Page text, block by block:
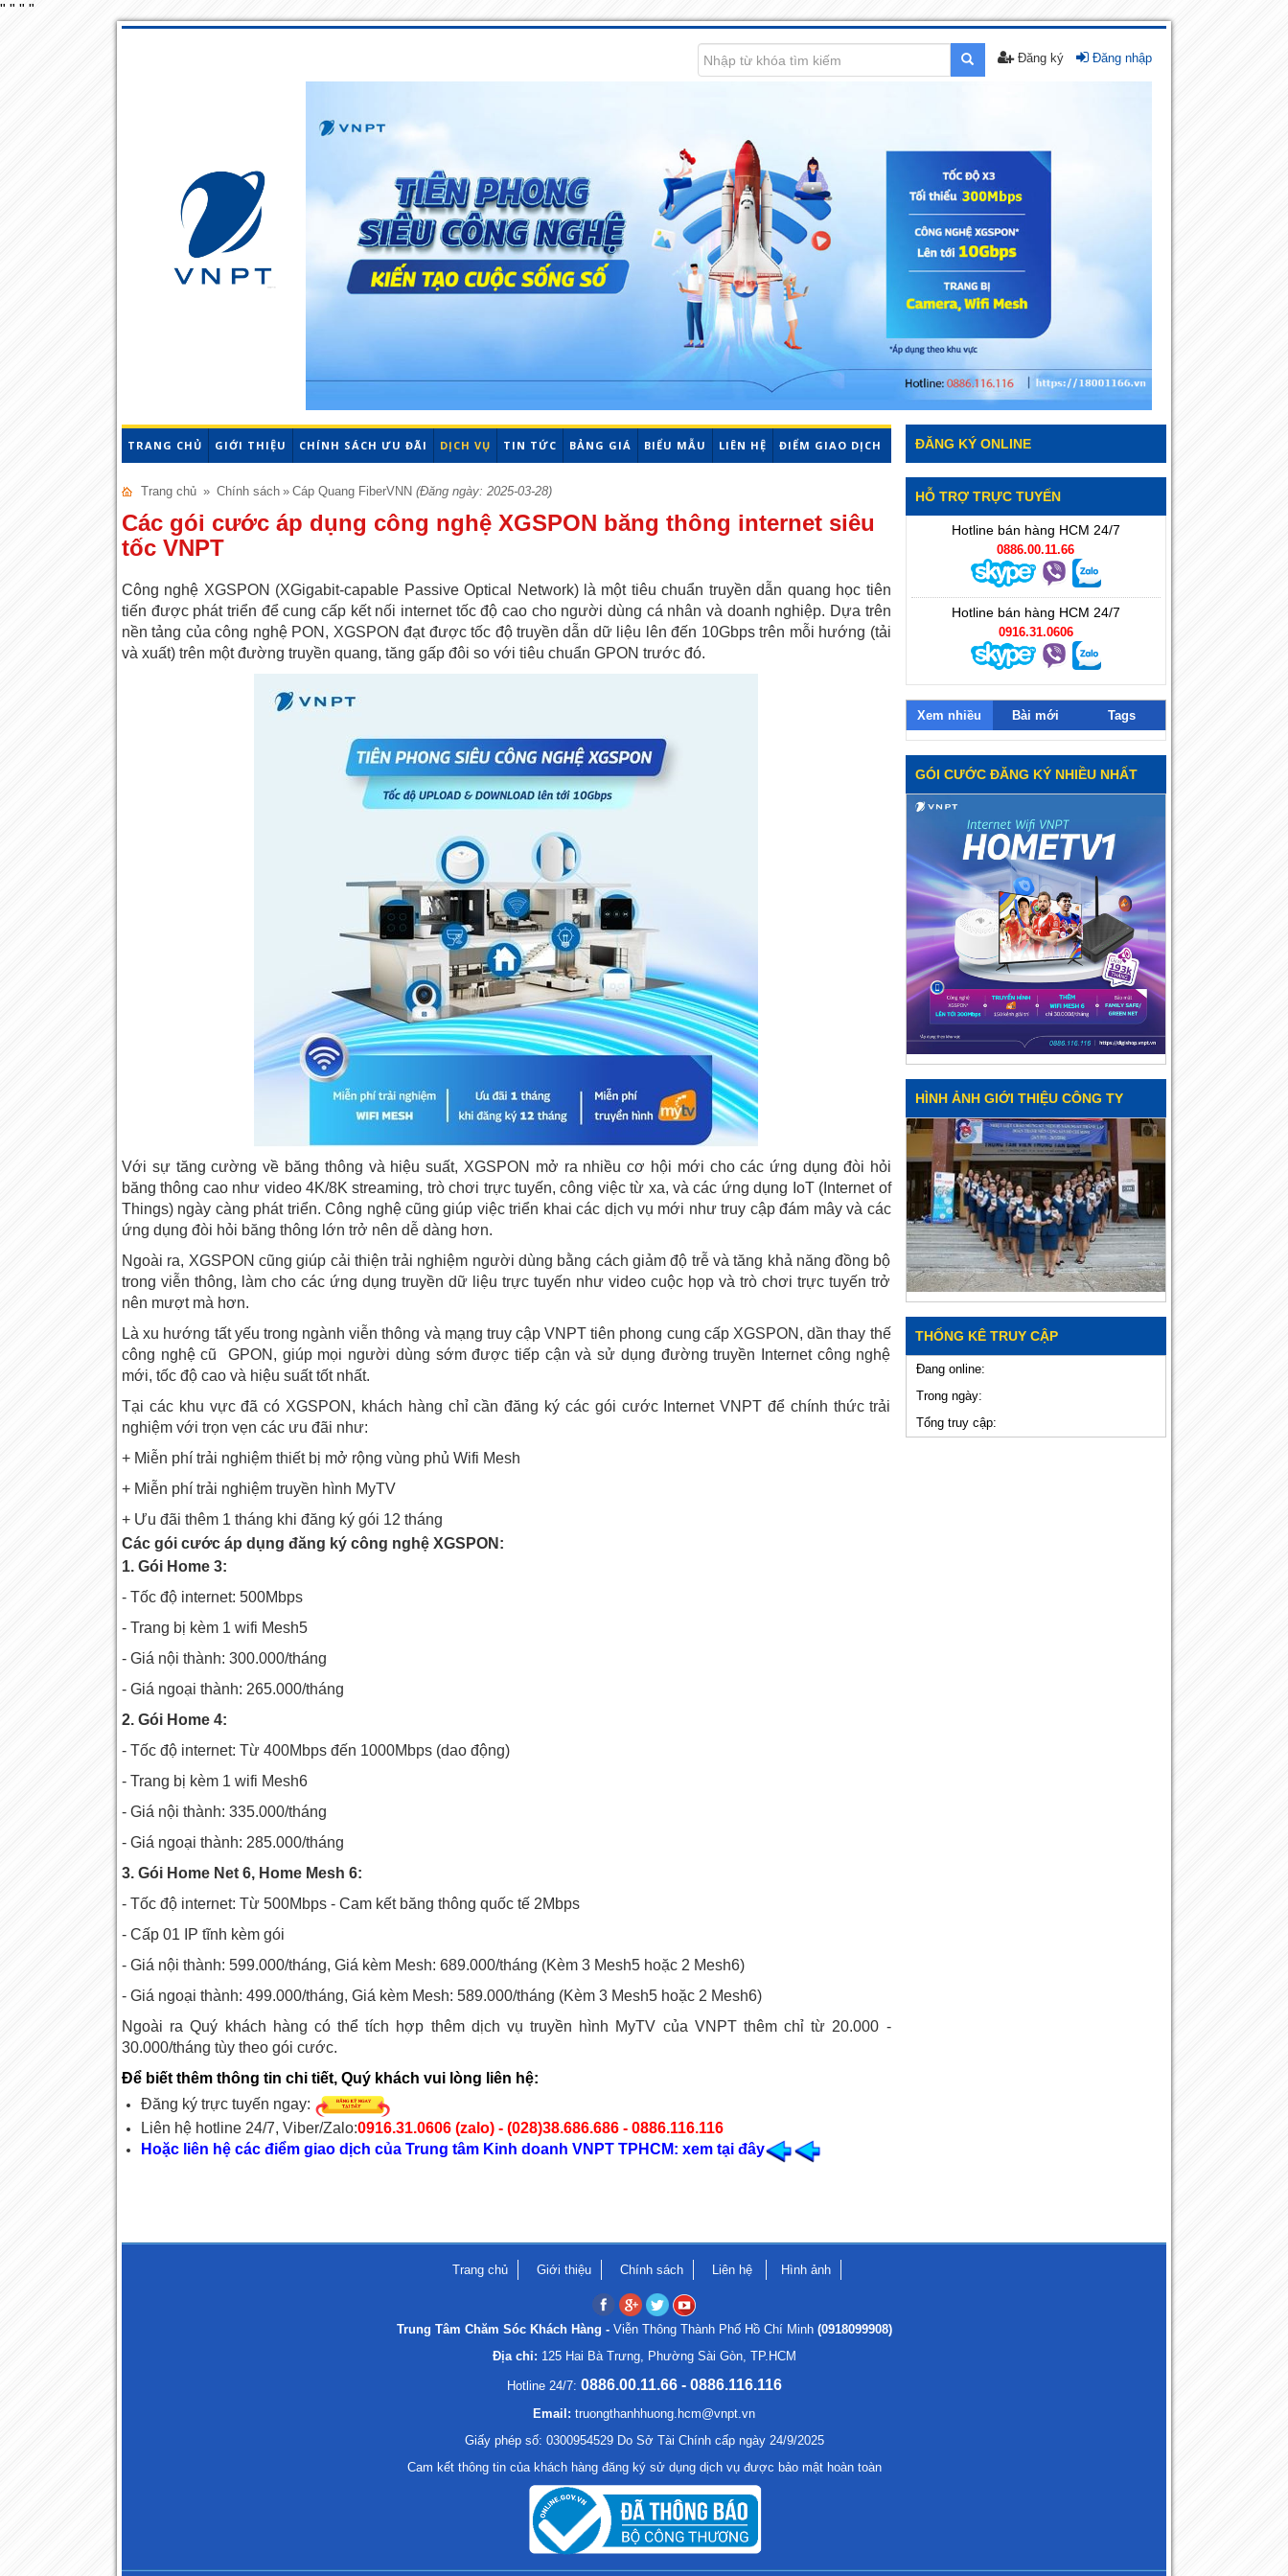
" " " "
Đăng ký Đăng nhập
TRANG CHỦ GIỚI THIỆU CHÍNH SÁCH ƯU ĐÃI DỊCH VỤ TIN TỨC BẢNG GIÁ BIỂU MẪU LIÊN HỆ ĐIỂM GIAO DỊCH
Trang chủ » Chính sách » Cáp Quang FiberVNN (Đăng ngày: 2025-03-28)
Các gói cước áp dụng công nghệ XGSPON băng thông internet siêu
tốc VNPT
Công nghệ XGSPON (XGigabit-capable Passive Optical Network) là một tiêu chuẩn truyền dẫn quang học tiên
tiến được phát triển để cung cấp kết nối internet tốc độ cao cho người dùng cá nhân và doanh nghiệp. Dựa trên
nền tảng của công nghệ PON, XGSPON đạt được tốc độ truyền dẫn dữ liệu lên đến 10Gbps trên mỗi hướng (tải
và xuất) trên một đường truyền quang, tăng gấp đôi so với tiêu chuẩn GPON trước đó.
Với sự tăng cường về băng thông và hiệu suất, XGSPON mở ra nhiều cơ hội mới cho các ứng dụng đòi hỏi
băng thông cao như video 4K/8K streaming, trò chơi trực tuyến, công việc từ xa, và các ứng dụng IoT (Internet of
Things) ngày càng phát triển. Công nghệ cũng giúp việc triển khai các dịch vụ mới như truy cập đám mây và các
ứng dụng đòi hỏi băng thông lớn trở nên dễ dàng hơn.
Ngoài ra, XGSPON cũng giúp cải thiện trải nghiệm người dùng bằng cách giảm độ trễ và tăng khả năng đồng bộ
trong viễn thông, làm cho các ứng dụng truyền dữ liệu trực tuyến như video cuộc họp và trò chơi trực tuyến trở
nên mượt mà hơn.
Là xu hướng tất yếu trong ngành viễn thông và mạng truy cập VNPT tiên phong cung cấp XGSPON, dần thay thế
công nghệ cũ GPON, giúp mọi người dùng sớm được tiếp cận và sử dụng đường truyền Internet công nghệ
mới, tốc độ cao và hiệu suất tốt nhất.
Tại các khu vực đã có XGSPON, khách hàng chỉ cần đăng ký các gói cước Internet VNPT để chính thức trải
nghiệm với trọn vẹn các ưu đãi như:
+ Miễn phí trải nghiệm thiết bị mở rộng vùng phủ Wifi Mesh
+ Miễn phí trải nghiệm truyền hình MyTV
+ Ưu đãi thêm 1 tháng khi đăng ký gói 12 tháng
Các gói cước áp dụng đăng ký công nghệ XGSPON:
1. Gói Home 3:
- Tốc độ internet: 500Mbps
- Trang bị kèm 1 wifi Mesh5
- Giá nội thành: 300.000/tháng
- Giá ngoại thành: 265.000/tháng
2. Gói Home 4:
- Tốc độ internet: Từ 400Mbps đến 1000Mbps (dao động)
- Trang bị kèm 1 wifi Mesh6
- Giá nội thành: 335.000/tháng
- Giá ngoại thành: 285.000/tháng
3. Gói Home Net 6, Home Mesh 6:
- Tốc độ internet: Từ 500Mbps - Cam kết băng thông quốc tế 2Mbps
- Cấp 01 IP tĩnh kèm gói
- Giá nội thành: 599.000/tháng, Giá kèm Mesh: 689.000/tháng (Kèm 3 Mesh5 hoặc 2 Mesh6)
- Giá ngoại thành: 499.000/tháng, Giá kèm Mesh: 589.000/tháng (Kèm 3 Mesh5 hoặc 2 Mesh6)
Ngoài ra Quý khách hàng có thể tích hợp thêm dịch vụ truyền hình MyTV của VNPT thêm chỉ từ 20.000 -
30.000/tháng tùy theo gói cước.
Để biết thêm thông tin chi tiết, Quý khách vui lòng liên hệ:
Đăng ký trực tuyến ngay:
Liên hệ hotline 24/7, Viber/Zalo:0916.31.0606 (zalo) - (028)38.686.686 - 0886.116.116
Hoặc liên hệ các điểm giao dịch của Trung tâm Kinh doanh VNPT TPHCM: xem tại đây
ĐĂNG KÝ ONLINE
HỖ TRỢ TRỰC TUYẾN
Hotline bán hàng HCM 24/7
0886.00.11.66
Hotline bán hàng HCM 24/7
0916.31.0606
Xem nhiều Bài mới Tags
GÓI CƯỚC ĐĂNG KÝ NHIỀU NHẤT
HÌNH ẢNH GIỚI THIỆU CÔNG TY
THỐNG KÊ TRUY CẬP
Đang online:
Trong ngày:
Tổng truy cập:
Trang chủ Giới thiệu Chính sách Liên hệ Hình ảnh
Trung Tâm Chăm Sóc Khách Hàng - Viễn Thông Thành Phố Hồ Chí Minh(0918099908)
Địa chỉ: 125 Hai Bà Trưng, Phường Sài Gòn, TP.HCM
Hotline 24/7: 0886.00.11.66 - 0886.116.116
Email: truongthanhhuong.hcm@vnpt.vn
Giấy phép số: 0300954529 Do Sở Tài Chính cấp ngày 24/9/2025
Cam kết thông tin của khách hàng đăng ký sử dụng dịch vụ được bảo mật hoàn toàn